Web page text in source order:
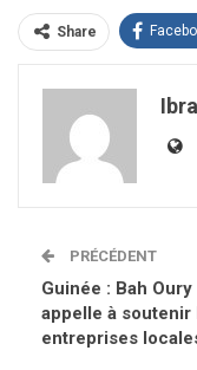
Share
PRÉCÉDENT
Guinée : Bah Oury
appelle à soutenir
entreprises